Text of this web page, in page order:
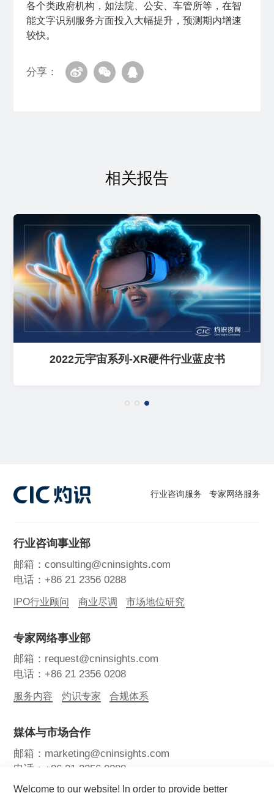
各个类政府机构，如法院、公安、车管所等，在智
能文字识别服务方面投入大幅提升，预测期内增速
较快。
分享：
相关报告
2022元宇宙系列-XR硬件行业蓝皮书
Welcome to our website! In order to provide better
行业咨询服务 专家网络服务
行业咨询事业部
邮箱：consulting@cninsights.com
电话：+86 21 2356 0288
IPO行业顾问 商业尽调 市场地位研究
专家网络事业部
邮箱：request@cninsights.com
电话：+86 21 2356 0208
服务内容 灼识专家 合规体系
媒体与市场合作
邮箱：marketing@cninsights.com
电话：+86 21 2356 0288
灼耀峰会 报告洞察 新闻中心